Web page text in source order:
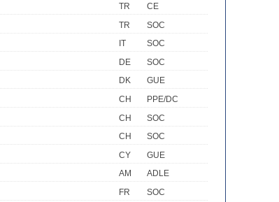
TR
CE
TR
SOC
IT
SOC
DE
SOC
DK
GUE
CH
PPE/DC
CH
SOC
CH
SOC
CY
GUE
AM
ADLE
FR
SOC